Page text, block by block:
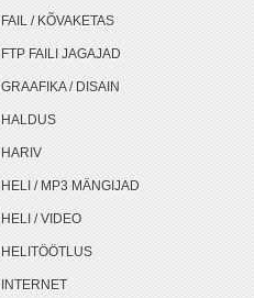
FAIL / KÕVAKETAS
FTP FAILI JAGAJAD
GRAAFIKA / DISAIN
HALDUS
HARIV
HELI / MP3 MÄNGIJAD
HELI / VIDEO
HELITÖÖTLUS
INTERNET